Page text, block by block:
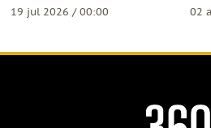
19 jul 2026 / 00:00 02